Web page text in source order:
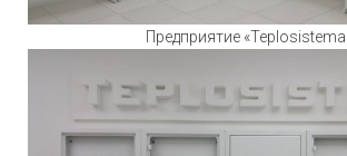
Предприятие